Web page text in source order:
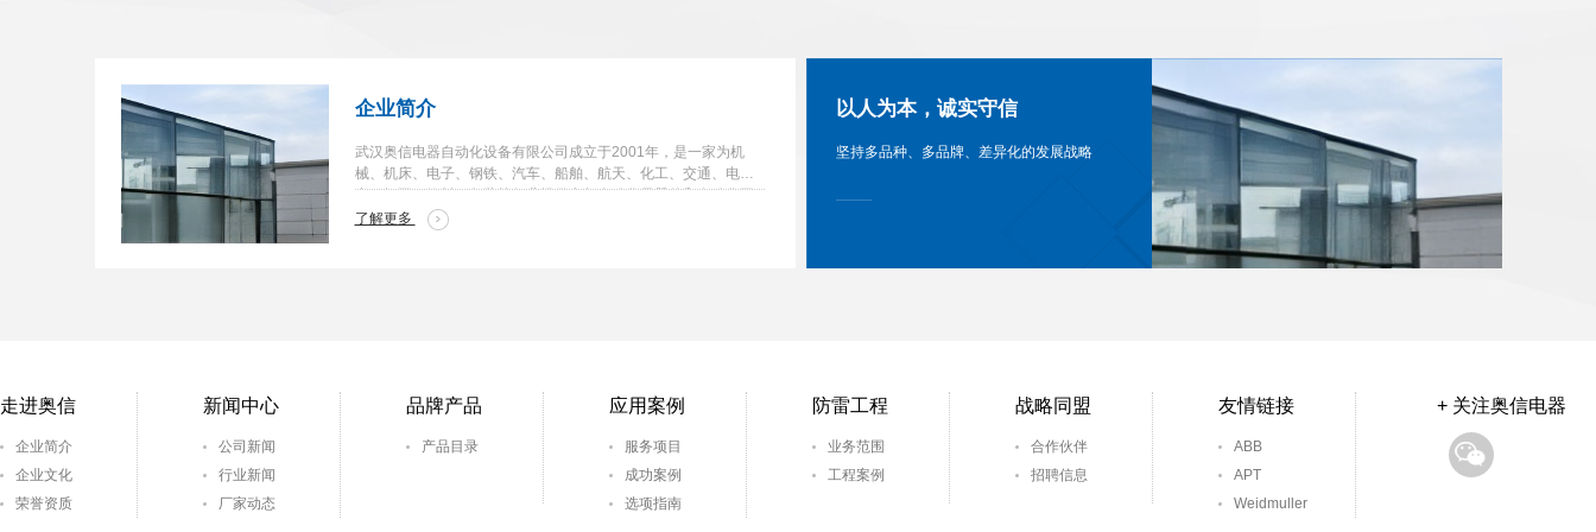
企业简介
武汉奥信电器自动化设备有限公司成立于2001年，是一家为机
械、机床、电子、钢铁、汽车、船舶、航天、化工、交通、电
力、轻工、饮料、包装等行业提供电气自动化元器件和自动化工
程解决方案的专业化企业。
了解更多
以人为本，诚实守信
坚持多品种、多品牌、差异化的发展战略
走进奥信
企业简介
企业文化
荣誉资质
新闻中心
公司新闻
行业新闻
厂家动态
品牌产品
产品目录
应用案例
服务项目
成功案例
选项指南
防雷工程
业务范围
工程案例
战略同盟
合作伙伴
招聘信息
友情链接
ABB
APT
Weidmuller
+ 关注奥信电器